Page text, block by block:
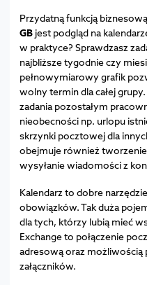
Przydatną funkcją
GBjest podgląd na
w praktyce? Sprawdzasz
najbliższe tygodnie czy
pełnowymiarowy grafik
wolny termin dla całej
zadania pozostałym
nieobecności np. urlopu
skrzynki pocztowej dla
obejmuje również
wysyłanie wiadomości z
Kalendarz to dobre
obowiązków. Tak duża
dla tych, którzy lubią mieć
Exchange to połączenie
adresową oraz
załączników.